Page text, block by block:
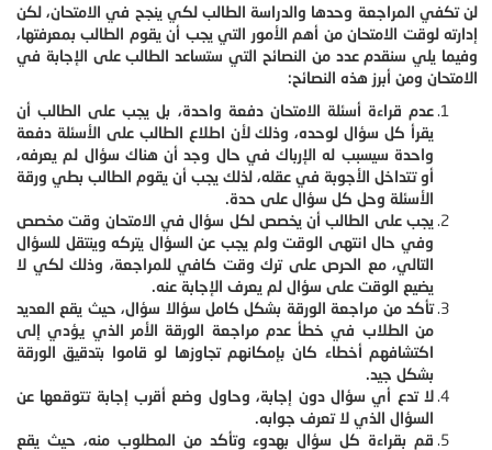
لن تكفي المراجعة وحدها والدراسة الطالب لكي ينجح في الامتحان، لكن
إدارته لوقت الامتحان من أهم الأمور التي يجب أن يقوم الطالب بمعرفتها،
وفيما يلي سنقدم عدد من النصائح التي ستساعد الطالب على الإجابة في
الامتحان ومن أبرز هذه النصائح:
عدم قراءة أسئلة الامتحان دفعة واحدة، بل يجب على الطالب أن
يقرأ كل سؤال لوحده، وذلك لأن اطلاع الطالب على الأسئلة دفعة
واحدة سيسبب له الإرباك في حال وجد أن هناك سؤال لم يعرفه،
أو تتداخل الأجوبة في عقله، لذلك يجب أن يقوم الطالب بطي ورقة
الأسئلة وحل كل سؤال على حدة.
يجب على الطالب أن يخصص لكل سؤال في الامتحان وقت مخصص
وفي حال انتهى الوقت ولم يجب عن السؤال يتركه وينتقل للسؤال
التالي، مع الحرص على ترك وقت كافي للمراجعة، وذلك لكي لا
يضيع الوقت على سؤال لم يعرف الإجابة عنه.
تأكد من مراجعة الورقة بشكل كامل سؤالا سؤال، حيث يقع العديد
من الطلاب في خطأ عدم مراجعة الورقة الأمر الذي يؤدي إلى
اكتشافهم أخطاء كان بإمكانهم تجاوزها لو قاموا بتدقيق الورقة
بشكل جيد.
لا تدع أي سؤال دون إجابة، وحاول وضع أقرب إجابة تتوقعها عن
السؤال الذي لا تعرف جوابه.
قم بقراءة كل سؤال بهدوء وتأكد من المطلوب منه، حيث يقع